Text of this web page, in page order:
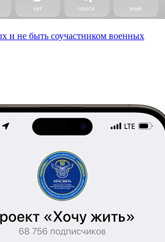
и не быть соучастником военных